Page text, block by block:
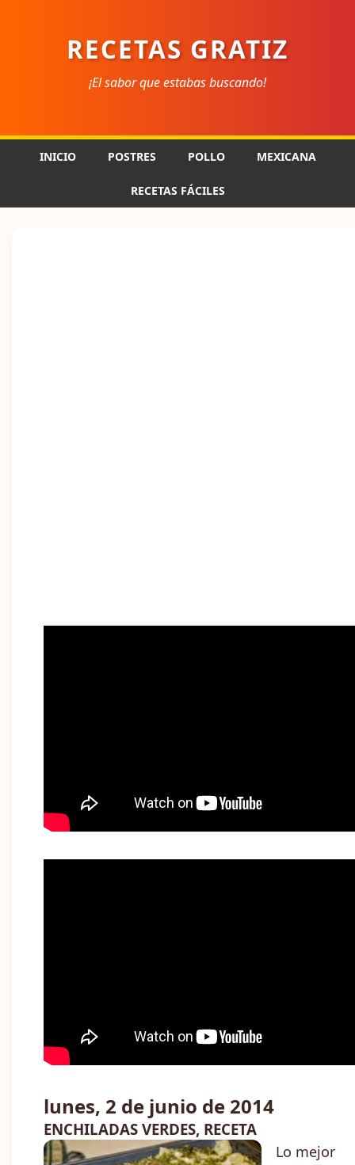
RECETAS GRATIZ
¡El sabor que estabas buscando!
INICIO POSTRES POLLO MEXICANA
RECETAS FÁCILES
lunes, 2 de junio de 2014
ENCHILADAS VERDES, RECETA
Lo mejor